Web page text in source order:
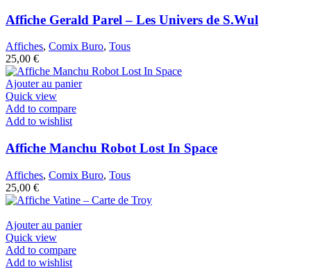
Affiche Gerald Parel – Les Univers de S.Wul
Affiches, Comix Buro, Tous
25,00 €
Ajouter au panier
Quick view
Add to compare
Add to wishlist
Affiche Manchu Robot Lost In Space
Affiches, Comix Buro, Tous
25,00 €
Ajouter au panier
Quick view
Add to compare
Add to wishlist